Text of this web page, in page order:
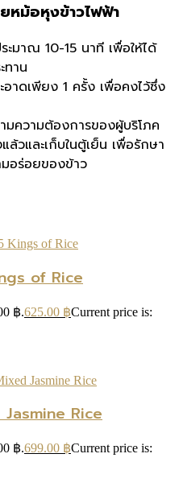
หม้อหุงข้าวไฟฟ้า
มาณ 10-15 นาที เพื่อให้ได้
ทาน
อาดเพียง 1 ครั้ง เพื่อคงไว้ซึ่ง
ความต้องการของผู้บริโภค
วและเก็บในตู้เย็น เพื่อรักษา
มอร่อยของข้าว
of Rice
฿.625.00 ฿Current price is:
Rice
฿.699.00 ฿Current price is: